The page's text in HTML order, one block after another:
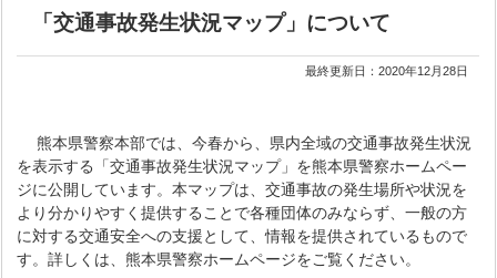
「交通事故発生状況マップ」について
最終更新日：2020年12月28日
熊本県警察本部では、今春から、県内全域の交通事故発生状況
を表示する「交通事故発生状況マップ」を熊本県警察ホームペー
ジに公開しています。本マップは、交通事故の発生場所や状況を
より分かりやすく提供することで各種団体のみならず、一般の方
に対する交通安全への支援として、情報を提供されているもので
す。詳しくは、熊本県警察ホームページをご覧ください。